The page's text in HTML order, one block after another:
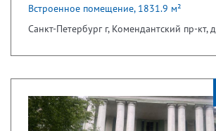
Встроенное помещение, 1831.9 м²
Санкт-Петербург г, Комендантский пр-кт,